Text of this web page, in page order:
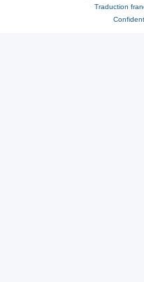
Traduction